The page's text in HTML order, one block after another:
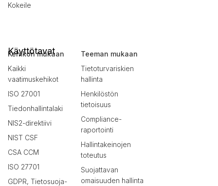
Kokeile
Käyttötavat
Kehikon mukaan
Kaikki
vaatimuskehikot
ISO 27001
Tiedonhallintalaki
NIS2-direktiivi
NIST CSF
CSA CCM
ISO 27701
GDPR, Tietosuoja-
Teeman mukaan
Tietoturvariskien
hallinta
Henkilöstön
tietoisuus
Compliance-
raportointi
Hallintakeinojen
toteutus
Suojattavan
omaisuuden hallinta